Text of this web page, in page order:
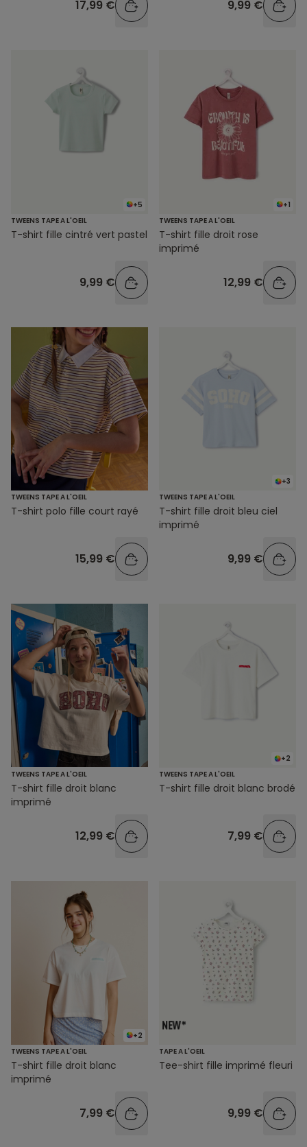
17,99 € 9,99 €
+5
TWEENS TAPE A L'OEIL
T-shirt fille cintré vert pastel
9,99 €
+1
TWEENS TAPE A L'OEIL
T-shirt fille droit rose
imprimé
12,99 €
TWEENS TAPE A L'OEIL
T-shirt polo fille court rayé
15,99 €
+3
TWEENS TAPE A L'OEIL
T-shirt fille droit bleu ciel
imprimé
9,99 €
TWEENS TAPE A L'OEIL
T-shirt fille droit blanc
imprimé
12,99 €
+2
TWEENS TAPE A L'OEIL
T-shirt fille droit blanc brodé
7,99 €
+2
TWEENS TAPE A L'OEIL
T-shirt fille droit blanc
imprimé
7,99 €
TAPE A L'OEIL
Tee-shirt fille imprimé fleuri
9,99 €